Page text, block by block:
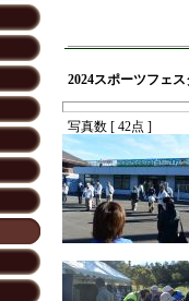
2024スポーツフェ
写真数 [ 42点 ]